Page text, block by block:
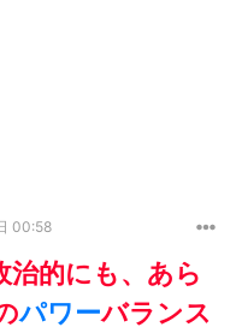
00:58
治的にも、あら
パワーバランス